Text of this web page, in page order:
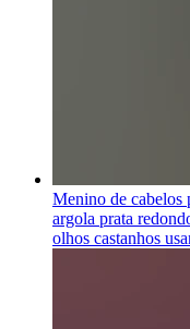
Menino de cabelos
argola prata
olhos castanhos